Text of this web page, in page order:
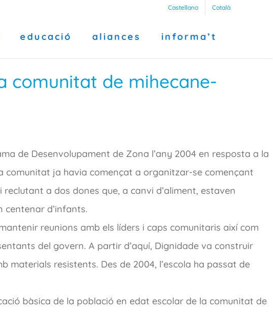
Castellano Català
educació aliances informa’t
comunitat de mihecane-
de Desenvolupament de Zona l’any 2004 en resposta a la
comunitat ja havia començat a organitzar-se començant
a dos dones que, a canvi d’aliment, estaven
centenar d’infants.
reunions amb els líders i caps comunitaris així com
del govern. A partir d’aquí, Dignidade va construir
materials resistents. Des de 2004, l’escola ha passat de
bàsica de la població en edat escolar de la comunitat de